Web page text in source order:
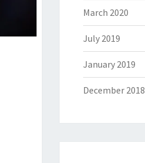
March 2020
July 2019
January 2019
December 2018